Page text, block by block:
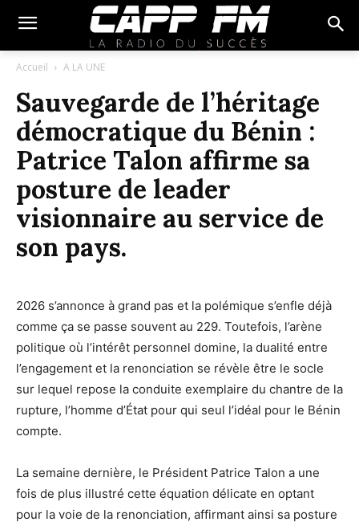
Accueil A LA UNE
Sauvegarde de l’héritage
démocratique du Bénin :
Patrice Talon affirme sa
posture de leader
visionnaire au service de
son pays.
2026 s’annonce à grand pas et la polémique s’enfle déjà
comme ça se passe souvent au 229. Toutefois, l’arène
politique où l’intérêt personnel domine, la dualité entre
l’engagement et la renonciation se révèle être le socle
sur lequel repose la conduite exemplaire du chantre de la
rupture, l’homme d’État pour qui seul l’idéal pour le Bénin
compte.
La semaine dernière, le Président Patrice Talon a une
fois de plus illustré cette équation délicate en optant
pour la voie de la renonciation, affirmant ainsi sa posture